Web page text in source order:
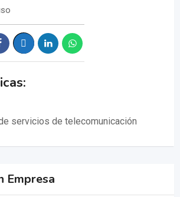
servicios de telecomunicación
Empresa